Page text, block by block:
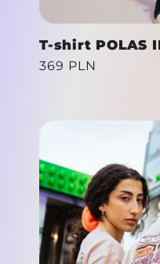
T-shirt POLAS
Cena
369 PLN